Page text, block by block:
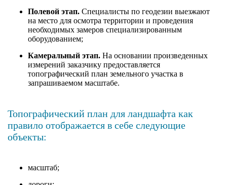
Полевой этап. Специалисты по геодезии выезжают
на место для осмотра территории и проведения
необходимых замеров специализированным
оборудованием;
Камеральный этап. На основании произведенных
измерений заказчику предоставляется
топографический план земельного участка в
запрашиваемом масштабе.
Топографический план для ландшафта как
правило отображается в себе следующие
объекты:
масштаб;